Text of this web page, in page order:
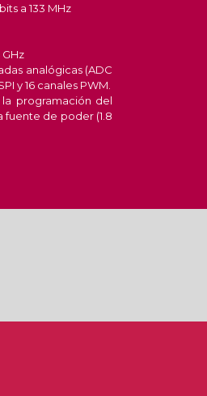
a 133 MHz
GHz
analógicas (ADC
y 16 canales PWM.
programación del
de poder (1.8